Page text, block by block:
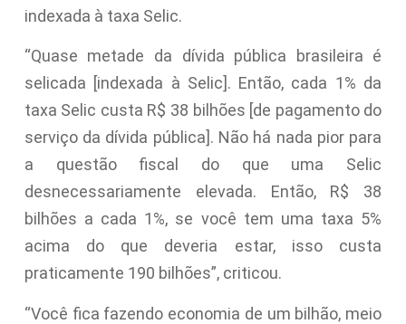
indexada à taxa Selic.
“Quase metade da dívida pública brasileira é
selicada [indexada à Selic]. Então, cada 1% da
taxa Selic custa R$ 38 bilhões [de pagamento do
serviço da dívida pública]. Não há nada pior para
a questão fiscal do que uma Selic
desnecessariamente elevada. Então, R$ 38
bilhões a cada 1%, se você tem uma taxa 5%
acima do que deveria estar, isso custa
praticamente 190 bilhões”, criticou.
“Você fica fazendo economia de um bilhão, meio